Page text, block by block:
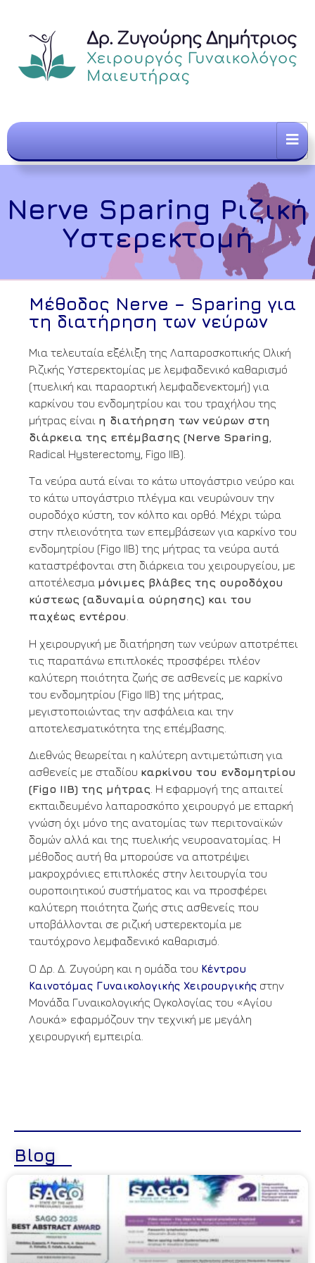
Nerve Sparing Ριζική
Υστερεκτομή
Μέθοδος Nerve – Sparing για
τη διατήρηση των νεύρων
Μια τελευταία εξέλιξη της Λαπαροσκοπικής Ολική
Ριζικής Υστερεκτομίας με λεμφαδενικό καθαρισμό
(πυελική και παραορτική λεμφαδενεκτομή) για
καρκίνου του ενδομητρίου και του τραχήλου της
μήτρας είναι η διατήρηση των νεύρων στη
διάρκεια της επέμβασης (Nerve Sparing
Radical Hysterectomy, Figo IIB).
Τα νεύρα αυτά είναι το κάτω υπογάστριο νεύρο και
το κάτω υπογάστριο πλέγμα και νευρώνουν την
ουροδόχο κύστη, τον κόλπο και ορθό. Μέχρι τώρα
στην πλειονότητα των επεμβάσεων για καρκίνο του
ενδομητρίου (Figo IIB) της μήτρας τα νεύρα αυτά
καταστρέφονται στη διάρκεια του χειρουργείου, με
αποτέλεσμα μόνιμες βλάβες της ουροδόχου
κύστεως (αδυναμία ούρησης) και του
παχέως εντέρου
Η χειρουργική με διατήρηση των νεύρων αποτρέπει
τις παραπάνω επιπλοκές προσφέρει πλέον
καλύτερη ποιότητα ζωής σε ασθενείς με καρκίνο
του ενδομητρίου (Figo IIB) της μήτρας,
μεγιστοποιώντας την ασφάλεια και την
αποτελεσματικότητα της επέμβασης.
Διεθνώς θεωρείται η καλύτερη αντιμετώπιση για
ασθενείς με σταδίου καρκίνου του ενδομητρίου
(Figo IIB) της μήτρας . Η εφαρμογή της απαιτεί
εκπαιδευμένο λαπαροσκόπο χειρουργό με επαρκή
γνώση όχι μόνο της ανατομίας των περιτοναϊκών
δομών αλλά και της πυελικής νευροανατομίας. Η
μέθοδος αυτή θα μπορούσε να αποτρέψει
μακροχρόνιες επιπλοκές στην λειτουργία του
ουροποιητικού συστήματος και να προσφέρει
καλύτερη ποιότητα ζωής στις ασθενείς που
υποβάλλονται σε ριζική υστερεκτομία με
ταυτόχρονο λεμφαδενικό καθαρισμό.
Ο Δρ. Δ. Ζυγούρη και η ομάδα του Κέντρου
Καινοτόμας Γυναικολογικής Χειρουργικής στην
Μονάδα Γυναικολογικής Ογκολογίας του «Αγίου
Λουκά» εφαρμόζουν την τεχνική με μεγάλη
χειρουργική εμπειρία.
Blog